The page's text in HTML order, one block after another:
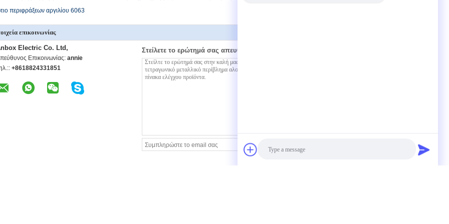
περιφράξεων αργιλίου 6063
επικοινωνίας
Electric Co. Ltd,
Επικοινωνίας: annie
+8618824331851
Στείλετε το ερώτημά σας απευθείας σε εμάς